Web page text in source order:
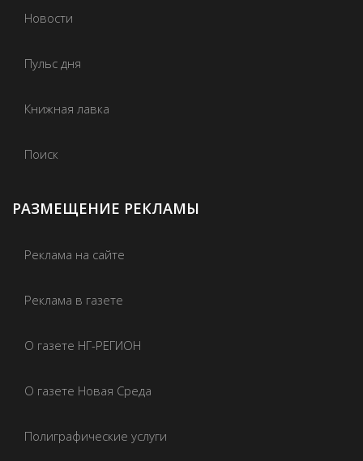
Новости
Пульс дня
Книжная лавка
Поиск
РАЗМЕЩЕНИЕ РЕКЛАМЫ
Реклама на сайте
Реклама в газете
О газете НГ-РЕГИОН
О газете Новая Среда
Полиграфические услуги